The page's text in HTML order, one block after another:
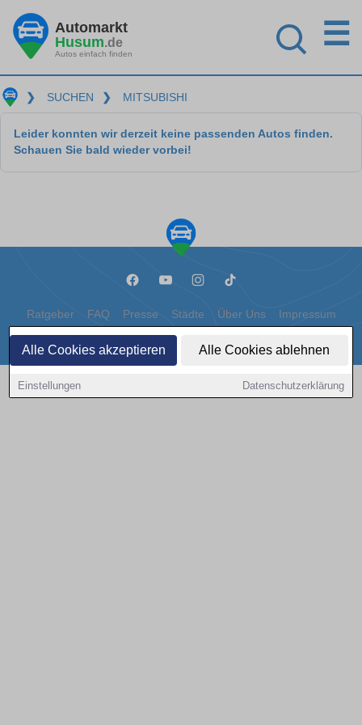
Alle Cookies akzeptieren Alle Cookies ablehnen
Einstellungen Datenschutzerklärung
Automarkt
Husum.de
Autos einfach finden
☰
❯ SUCHEN ❯ MITSUBISHI
Leider konnten wir derzeit keine passenden Autos finden.
Schauen Sie bald wieder vorbei!
Ratgeber FAQ Presse Städte Über Uns Impressum
Datenschutz Cookies
Copyright © 2000 - 2026 | 1A Infosysteme GmbH | Content by: 1a-sites-autos